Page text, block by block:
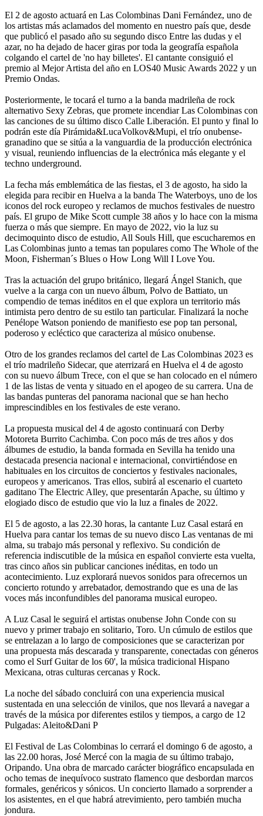
El 2 de agosto actuará en Las Colombinas Dani Fernández, uno de
los artistas más aclamados del momento en nuestro país que, desde
que publicó el pasado año su segundo disco Entre las dudas y el
azar, no ha dejado de hacer giras por toda la geografía española
colgando el cartel de 'no hay billetes'. El cantante consiguió el
premio al Mejor Artista del año en LOS40 Music Awards 2022 y un
Premio Ondas.
Posteriormente, le tocará el turno a la banda madrileña de rock
alternativo Sexy Zebras, que promete incendiar Las Colombinas con
las canciones de su último disco Calle Liberación. El punto y final lo
podrán este día Pirámida&LucaVolkov&Mupi, el trío onubense-
granadino que se sitúa a la vanguardia de la producción electrónica
y visual, reuniendo influencias de la electrónica más elegante y el
techno underground.
La fecha más emblemática de las fiestas, el 3 de agosto, ha sido la
elegida para recibir en Huelva a la banda The Waterboys, uno de los
iconos del rock europeo y reclamos de muchos festivales de nuestro
país. El grupo de Mike Scott cumple 38 años y lo hace con la misma
fuerza o más que siempre. En mayo de 2022, vio la luz su
decimoquinto disco de estudio, All Souls Hill, que escucharemos en
Las Colombinas junto a temas tan populares como The Whole of the
Moon, Fisherman´s Blues o How Long Will I Love You.
Tras la actuación del grupo británico, llegará Ángel Stanich, que
vuelve a la carga con un nuevo álbum, Polvo de Battiato, un
compendio de temas inéditos en el que explora un territorio más
intimista pero dentro de su estilo tan particular. Finalizará la noche
Penélope Watson poniendo de manifiesto ese pop tan personal,
poderoso y ecléctico que caracteriza al músico onubense.
Otro de los grandes reclamos del cartel de Las Colombinas 2023 es
el trío madrileño Sidecar, que aterrizará en Huelva el 4 de agosto
con su nuevo álbum Trece, con el que se han colocado en el número
1 de las listas de venta y situado en el apogeo de su carrera. Una de
las bandas punteras del panorama nacional que se han hecho
imprescindibles en los festivales de este verano.
La propuesta musical del 4 de agosto continuará con Derby
Motoreta Burrito Cachimba. Con poco más de tres años y dos
álbumes de estudio, la banda formada en Sevilla ha tenido una
destacada presencia nacional e internacional, convirtiéndose en
habituales en los circuitos de conciertos y festivales nacionales,
europeos y americanos. Tras ellos, subirá al escenario el cuarteto
gaditano The Electric Alley, que presentarán Apache, su último y
elogiado disco de estudio que vio la luz a finales de 2022.
El 5 de agosto, a las 22.30 horas, la cantante Luz Casal estará en
Huelva para cantar los temas de su nuevo disco Las ventanas de mi
alma, su trabajo más personal y reflexivo. Su condición de
referencia indiscutible de la música en español convierte esta vuelta,
tras cinco años sin publicar canciones inéditas, en todo un
acontecimiento. Luz explorará nuevos sonidos para ofrecernos un
concierto rotundo y arrebatador, demostrando que es una de las
voces más inconfundibles del panorama musical europeo.
A Luz Casal le seguirá el artistas onubense John Conde con su
nuevo y primer trabajo en solitario, Toro. Un cúmulo de estilos que
se entrelazan a lo largo de composiciones que se caracterizan por
una propuesta más descarada y transparente, conectadas con géneros
como el Surf Guitar de los 60', la música tradicional Hispano
Mexicana, otras culturas cercanas y Rock.
La noche del sábado concluirá con una experiencia musical
sustentada en una selección de vinilos, que nos llevará a navegar a
través de la música por diferentes estilos y tiempos, a cargo de 12
Pulgadas: Aleito&Dani P
El Festival de Las Colombinas lo cerrará el domingo 6 de agosto, a
las 22.00 horas, José Mercé con la magia de su último trabajo,
Oripando. Una obra de marcado carácter biográfico encapsulada en
ocho temas de inequívoco sustrato flamenco que desbordan marcos
formales, genéricos y sónicos. Un concierto llamado a sorprender a
los asistentes, en el que habrá atrevimiento, pero también mucha
jondura.